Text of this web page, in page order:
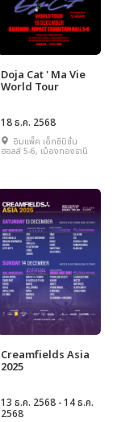
Doja Cat ' Ma Vie
World Tour
18 ธ.ค. 2568
อิมแพ็ค เอ็กซิบิชั่น
ฮอลล์ 5-6, เมืองทองธานี
Creamfields Asia
2025
13 ธ.ค. 2568 - 14 ธ.ค.
2568